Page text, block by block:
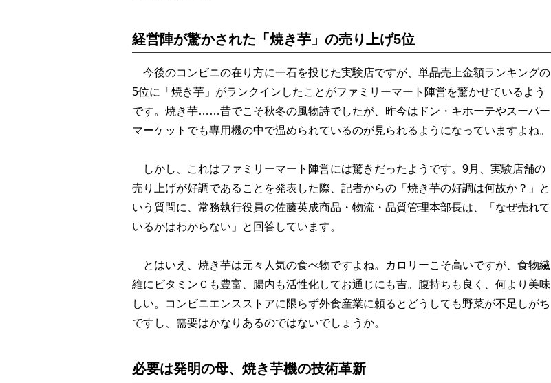
経営陣が驚かされた「焼き芋」の売り上げ5位
今後のコンビニの在り方に一石を投じた実験店ですが、単品売上金額ランキングの
5位に「焼き芋」がランクインしたことがファミリーマート陣営を驚かせているよう
です。焼き芋……昔でこそ秋冬の風物詩でしたが、昨今はドン・キホーテやスーパー
マーケットでも専用機の中で温められているのが見られるようになっていますよね。
しかし、これはファミリーマート陣営には驚きだったようです。9月、実験店舗の
売り上げが好調であることを発表した際、記者からの「焼き芋の好調は何故か？」と
いう質問に、常務執行役員の佐藤英成商品・物流・品質管理本部長は、「なぜ売れて
いるかはわからない」と回答しています。
とはいえ、焼き芋は元々人気の食べ物ですよね。カロリーこそ高いですが、食物繊
維にビタミンＣも豊富、腸内も活性化してお通じにも吉。腹持ちも良く、何より美味
しい。コンビニエンスストアに限らず外食産業に頼るとどうしても野菜が不足しがち
ですし、需要はかなりあるのではないでしょうか。
必要は発明の母、焼き芋機の技術革新